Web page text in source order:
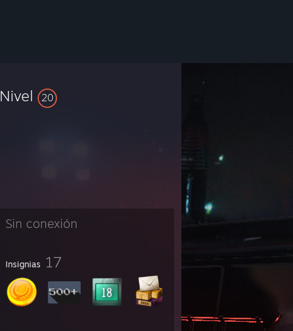
Nivel 20
Sin conexión
Insignias 17